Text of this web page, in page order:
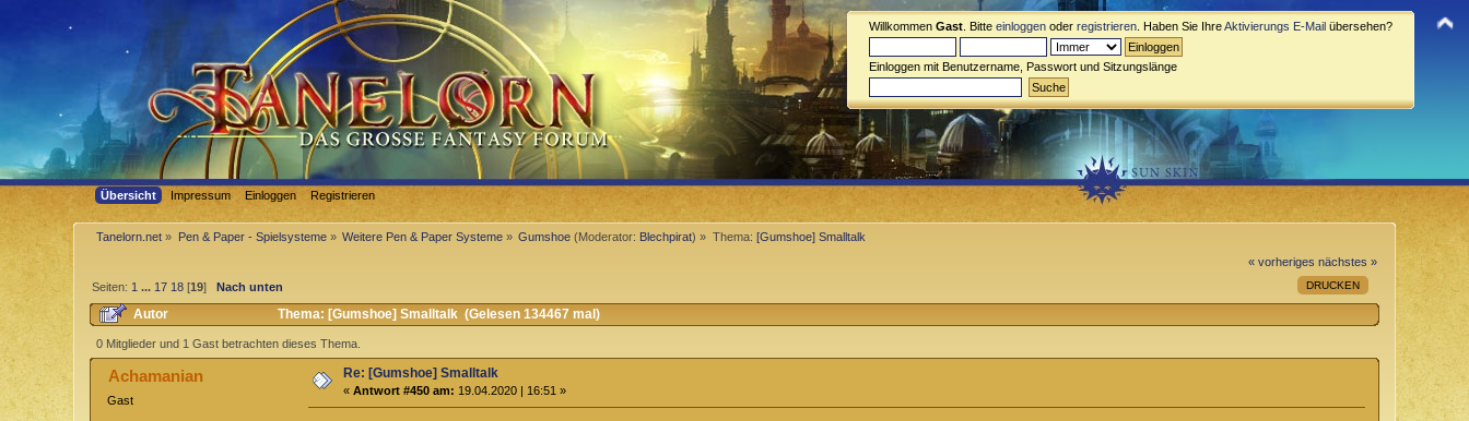
Willkommen Gast . Bitte einloggen oder registrieren . Haben Sie IhreAktivierungs E-Mail übersehen?
Einloggen mit Benutzername, Passwort und Sitzungslänge
Übersicht Impressum Einloggen Registrieren
Tanelorn.net » Pen & Paper - Spielsysteme» Weitere Pen & Paper Systeme » Gumshoe (Moderator: Blechpirat) » Thema: [Gumshoe] Smalltalk
« vorheriges nächstes »
DRUCKEN
Seiten: 1 ... 17 18 [19]Nach unten
Autor Thema: [Gumshoe] Smalltalk (Gelesen 134467 mal)
0 Mitglieder und 1 Gast betrachten dieses Thema.
Achamanian
Gast
Re: [Gumshoe] Smalltalk
«Antwort #450 am: 19.04.2020 | 16:51 »